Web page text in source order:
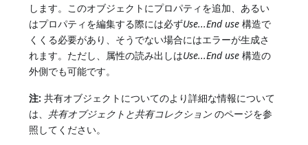
します。このオブジェクトにプロパティを追加、あるい
はプロパティを編集する際には必ずUse...End use 構造で
くくる必要があり、そうでない場合にはエラーが生成さ
れます。ただし、属性の読み出しはUse...End use 構造の
外側でも可能です。
注: 共有オブジェクトについてのより詳細な情報について
は、 共有オブジェクトと共有コレクション のページを参
照してください。